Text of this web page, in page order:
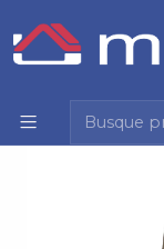
Inicio
Cartera Treccia